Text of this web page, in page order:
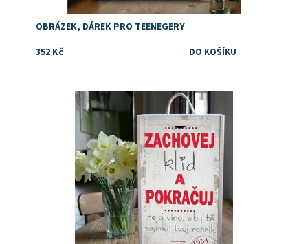
OBRÁZEK, DÁREK PRO TEENEGERY
352 Kč
Dostupnost:
Skladem
DejDar